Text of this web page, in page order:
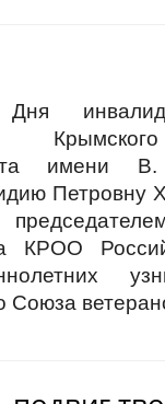
Дня
имени
Петровну
КРОО
Союза